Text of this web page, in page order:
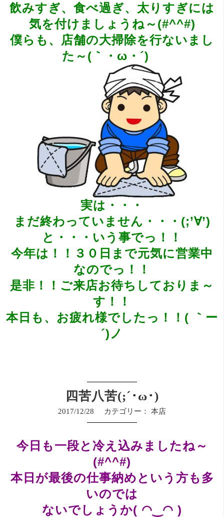
飲みすぎ、食べ過ぎ、太りすぎには
気を付けましょうね～(#^^#)
僕らも、店舗の大掃除を行ないまし
た～(｀・ω・´)ゞ
実は・・・
まだ終わっていません・・・(;’∀’)
と・・・いう事でっ！！
今年は！！３０日まで元気に営業中
なのでっ！！
是非！！ご来店お待ちしておりま～
す！！
本日も、お疲れ様でしたっ！！( ｀ー
´)ノ
四苦八苦(;´･ω･)
2017/12/28 カテゴリー： 本店
今日も一段と冷え込みましたね～
(#^^#)
本日が最後の仕事納めという方も多
いのでは
ないでしょうか( ◠‿◠ )